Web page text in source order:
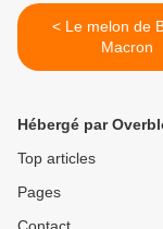
< Le melon de Brigitte
Macron
Hébergé par
Top articles
Pages